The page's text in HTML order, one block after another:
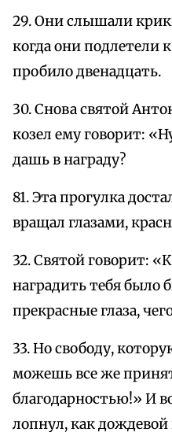
29. Они слышали
когда они подлетели
пробило двенадцать.
30. Снова святой
козел ему говорит:
дашь в награду?
81. Эта прогулка
вращал глазами,
32. Святой говорит:
наградить тебя было
прекрасные глаза,
33. Но свободу,
можешь все же
благодарностью!» И
лопнул, как дождевой